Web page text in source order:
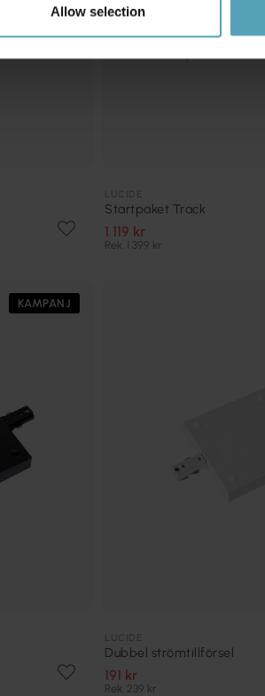
Allow selection
Startpaket Track
1 119 kr
Rek. 1 399 kr
KAMPANJ
Dubbel strömtillförsel
191 kr
Rek. 239 kr